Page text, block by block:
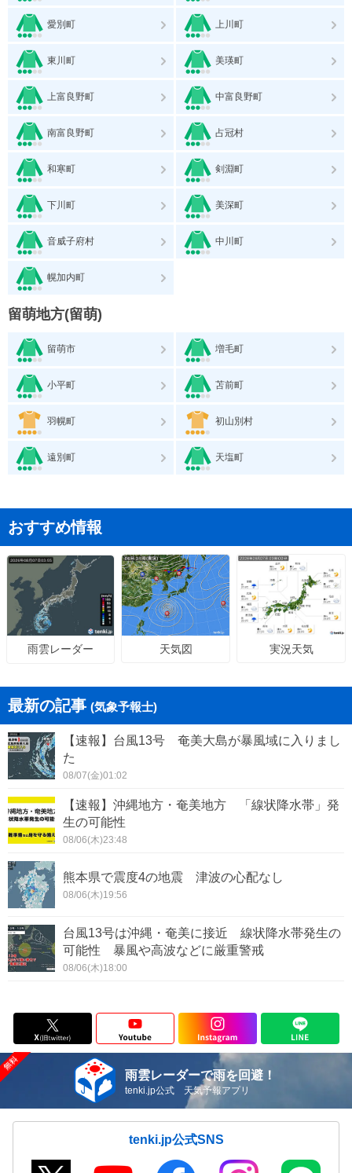
愛別町 上川町
東川町 美瑛町
上富良野町 中富良野町
南富良野町 占冠村
和寒町 剣淵町
下川町 美深町
音威子府村 中川町
幌加内町
留萌地方(留萌)
留萌市 増毛町
小平町 苫前町
羽幌町 初山別村
遠別町 天塩町
おすすめ情報
雨雲レーダー 天気図 実況天気
最新の記事 (気象予報士)
【速報】台風13号 奄美大島が暴風域に入りまし
た
08/07(金)01:02
【速報】沖縄地方・奄美地方 「線状降水帯」発
生の可能性
08/06(木)23:48
熊本県で震度4の地震 津波の心配なし
08/06(木)19:56
台風13号は沖縄・奄美に接近 線状降水帯発生の
可能性 暴風や高波などに厳重警戒
08/06(木)18:00
雨雲レーダーで雨を回避！
tenki.jp公式 天気予報アプリ
tenki.jp公式SNS